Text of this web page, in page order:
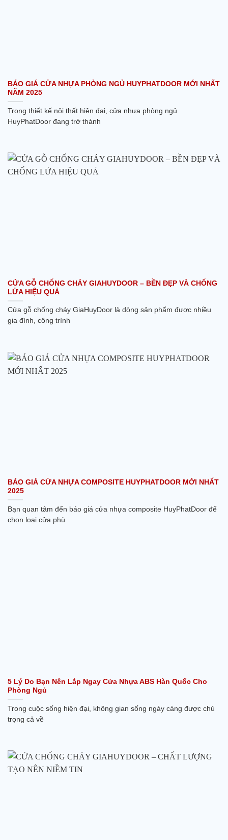
BÁO GIÁ CỬA NHỰA PHÒNG NGỦ HUYPHATDOOR MỚI NHẤT
NĂM 2025
Trong thiết kế nội thất hiện đại, cửa nhựa phòng ngủ
HuyPhatDoor đang trở thành
CỬA GỖ CHỐNG CHÁY GIAHUYDOOR – BỀN ĐẸP VÀ CHỐNG
LỬA HIỆU QUẢ
Cửa gỗ chống cháy GiaHuyDoor là dòng sản phẩm được nhiều
gia đình, công trình
BÁO GIÁ CỬA NHỰA COMPOSITE HUYPHATDOOR MỚI NHẤT
2025
Bạn quan tâm đến báo giá cửa nhựa composite HuyPhatDoor để
chọn loại cửa phù
5 Lý Do Bạn Nên Lắp Ngay Cửa Nhựa ABS Hàn Quốc Cho
Phòng Ngủ
Trong cuộc sống hiện đại, không gian sống ngày càng được chú
trọng cả về